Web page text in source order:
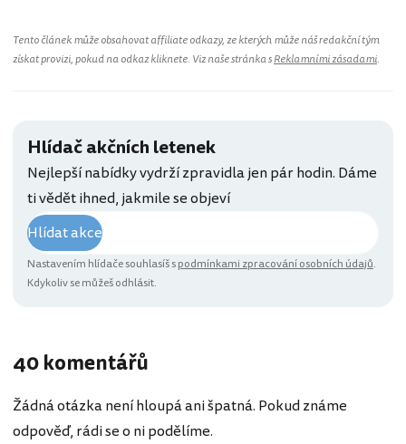
Tento článek může obsahovat affiliate odkazy, ze kterých může náš redakční tým
získat provizi, pokud na odkaz kliknete. Viz naše stránka sReklamními zásadami.
Hlídač akčních letenek
Nejlepší nabídky vydrží zpravidla jen pár hodin. Dáme
ti vědět ihned, jakmile se objeví
Hlídat akce
Nastavením hlídače souhlasíš spodmínkami zpracování osobních údajů.
Kdykoliv se můžeš odhlásit.
40 komentářů
Žádná otázka není hloupá ani špatná. Pokud známe
odpověď, rádi se o ni podělíme.